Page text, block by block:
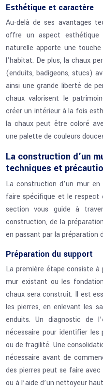
Esthétique et caractère
Au-delà de ses avantages
offre un aspect esthétique
naturelle apporte une
l’habitat. De plus, la chaux
(enduits, badigeons, stucs)
ainsi une grande liberté de
chaux valorisent le
créer un intérieur à la fois
la chaux peut être coloré
une palette de couleurs
La construction d’un
techniques et
La construction d’un mur
faire spécifique et le respect
section vous guide à
construction, de la
en passant par la préparation
Préparation du support
La première étape consiste à
mur existant ou les
chaux sera construit. Il est
les pierres, en enlevant les
enduits. Un diagnostic de
nécessaire pour identifier les
ou de fragilité. Une
nécessaire avant de
des pierres peut se faire
ou à l’aide d’un nettoyeur